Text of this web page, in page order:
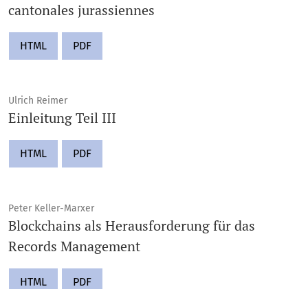
cantonales jurassiennes
HTML PDF
Ulrich Reimer
Einleitung Teil III
HTML PDF
Peter Keller-Marxer
Blockchains als Herausforderung für das
Records Management
HTML PDF